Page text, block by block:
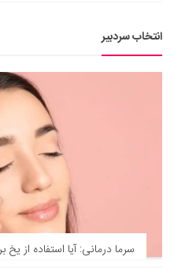
انتخاب سردبیر
سرما درمانی: آیا استفاده